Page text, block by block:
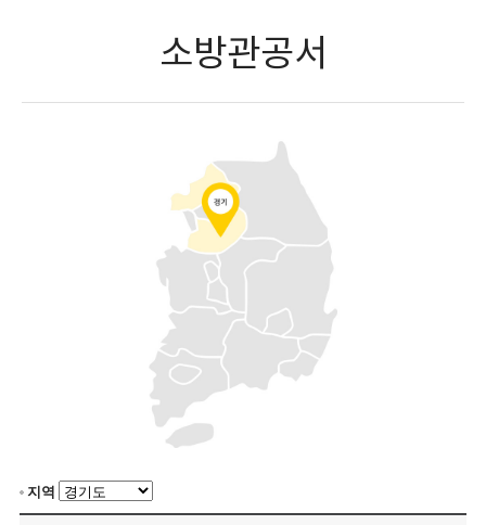
소방관공서
지역